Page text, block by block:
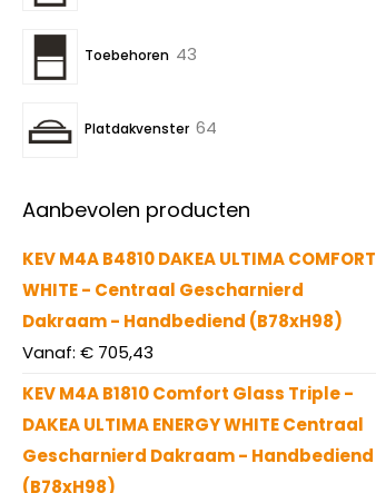
Toebehoren 43
Platdakvenster 64
Aanbevolen producten
KEV M4A B4810 DAKEA ULTIMA COMFORT
WHITE - Centraal Gescharnierd
Dakraam - Handbediend (B78xH98)
Vanaf: € 705,43
KEV M4A B1810 Comfort Glass Triple -
DAKEA ULTIMA ENERGY WHITE Centraal
Gescharnierd Dakraam - Handbediend
(B78xH98)